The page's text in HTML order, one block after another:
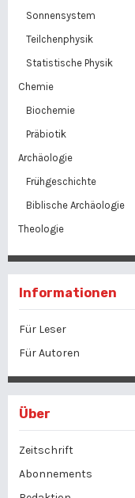
Sonnensystem
Teilchenphysik
Statistische Physik
Chemie
Biochemie
Präbiotik
Archäologie
Frühgeschichte
Biblische Archäologie
Theologie
Informationen
Für Leser
Für Autoren
Über
Zeitschrift
Abonnements